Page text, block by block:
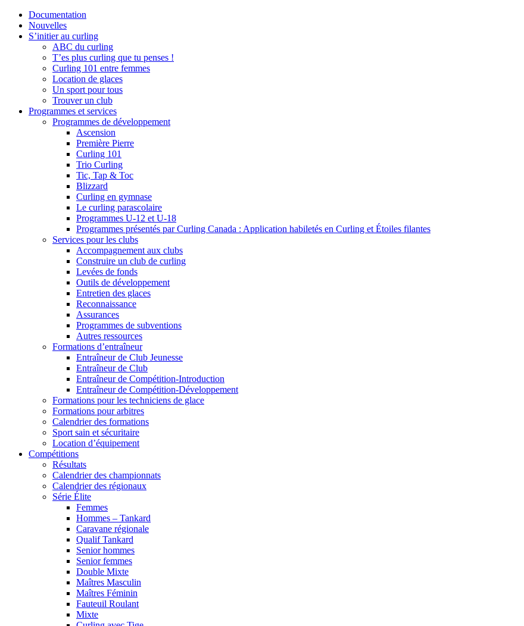
Documentation
Nouvelles
S’initier au curling
ABC du curling
T’es plus curling que tu penses !
Curling 101 entre femmes
Location de glaces
Un sport pour tous
Trouver un club
Programmes et services
Programmes de développement
Ascension
Première Pierre
Curling 101
Trio Curling
Tic, Tap & Toc
Blizzard
Curling en gymnase
Le curling parascolaire
Programmes U-12 et U-18
Programmes présentés par Curling Canada : Application habiletés en Curling et Étoiles filantes
Services pour les clubs
Accompagnement aux clubs
Construire un club de curling
Levées de fonds
Outils de développement
Entretien des glaces
Reconnaissance
Assurances
Programmes de subventions
Autres ressources
Formations d’entraîneur
Entraîneur de Club Jeunesse
Entraîneur de Club
Entraîneur de Compétition-Introduction
Entraîneur de Compétition-Développement
Formations pour les techniciens de glace
Formations pour arbitres
Calendrier des formations
Sport sain et sécuritaire
Location d’équipement
Compétitions
Résultats
Calendrier des championnats
Calendrier des régionaux
Série Élite
Femmes
Hommes – Tankard
Caravane régionale
Qualif Tankard
Senior hommes
Senior femmes
Double Mixte
Maîtres Masculin
Maîtres Féminin
Fauteuil Roulant
Mixte